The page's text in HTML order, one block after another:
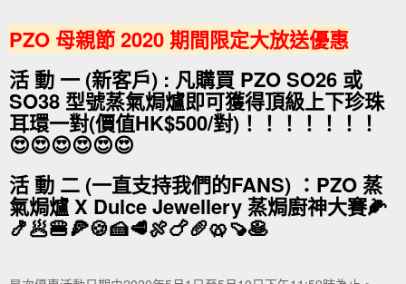
PZO 母親節 2020 期間限定大放送優惠
活 動 一 (新客戶) : 凡購買 PZO SO26 或
SO38 型號蒸氣焗爐即可獲得頂級上下珍珠
耳環一對(價值HK$500/對)！！！！！！！
😍😍😍😍😍😍
活 動 二 (一直支持我們的FANS) ：PZO 蒸
氣焗爐 X Dulce Jewellery 蒸焗廚神大賽🌽
🍤🥟🍔🍕🍪🍰🥩🍖🍗🥖🥨🍠🥞